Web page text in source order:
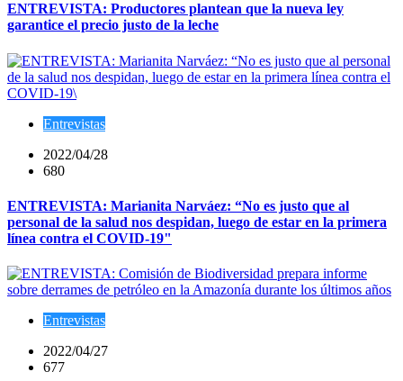
ENTREVISTA: Productores plantean que la nueva ley
garantice el precio justo de la leche
Entrevistas
2022/04/28
680
ENTREVISTA: Marianita Narváez: “No es justo que al
personal de la salud nos despidan, luego de estar en la primera
línea contra el COVID-19"
Entrevistas
2022/04/27
677